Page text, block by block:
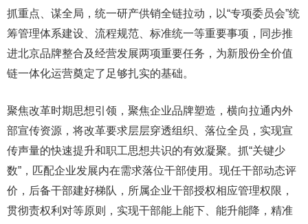
抓重点、谋全局，统一研产供销全链拉动，以“专项委员会”统
筹管理体系建设、流程规范、标准统一等重要事项，同步推
进北京品牌整合及经营发展两项重要任务，为新股份全价值
链一体化运营奠定了足够扎实的基础。
聚焦改革时期思想引领，聚焦企业品牌塑造，横向拉通内外
部宣传资源，将改革要求层层穿透组织、落位全员，实现宣
传声量的快速提升和职工思想共识的有效凝聚。抓“关键少
数”，匹配企业发展内在需求落位干部使用。现任干部动态评
价，后备干部建好梯队，所属企业干部授权相应管理权限，
贯彻责权利对等原则，实现干部能上能下、能升能降，精准